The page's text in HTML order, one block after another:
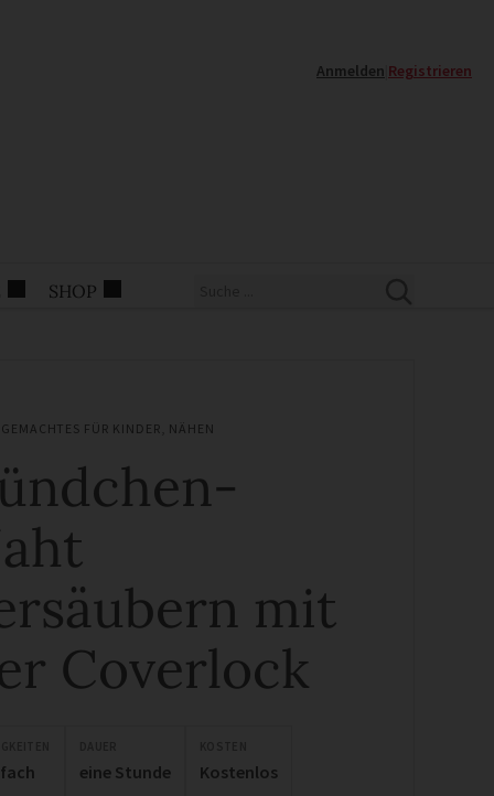
Anmelden Registrieren
SHOP
FÜR KINDER NÄHEN
mit
Coverlock
eine Stunde Kostenlos